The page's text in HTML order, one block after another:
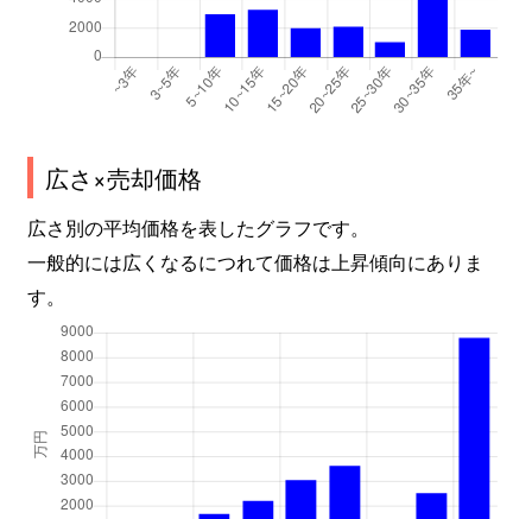
広さ×売却価格
広さ別の平均価格を表したグラフです。
一般的には広くなるにつれて価格は上昇傾向にありま
す。